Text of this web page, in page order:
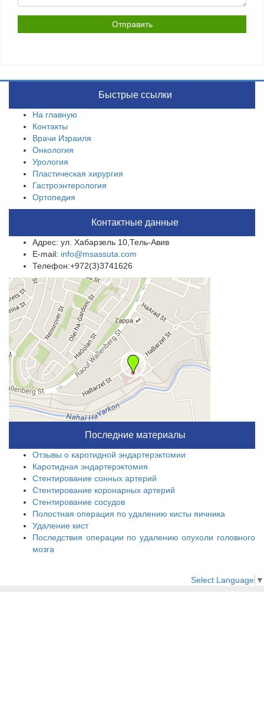
Быстрые ссылки
На главную
Контакты
Врачи Израиля
Онкология
Урология
Пластическая хирургия
Гастроэнтерология
Ортопедия
Контактные данные
Адрес: ул. Хабарзель 10,Тель-Авив
E-mail: info@msassuta.com
Телефон:+972(3)3741626
Последние материалы
Отзывы о каротидной эндартерэктомии
Каротидная эндартерэктомия
Стентирование сонных артерий
Стентирование коронарных артерий
Стентирование сосудов
Полостная операция по удалению кисты яичника
Удаление кист
Последствия операции по удалению опухоли головного
мозга
Select Language ▼